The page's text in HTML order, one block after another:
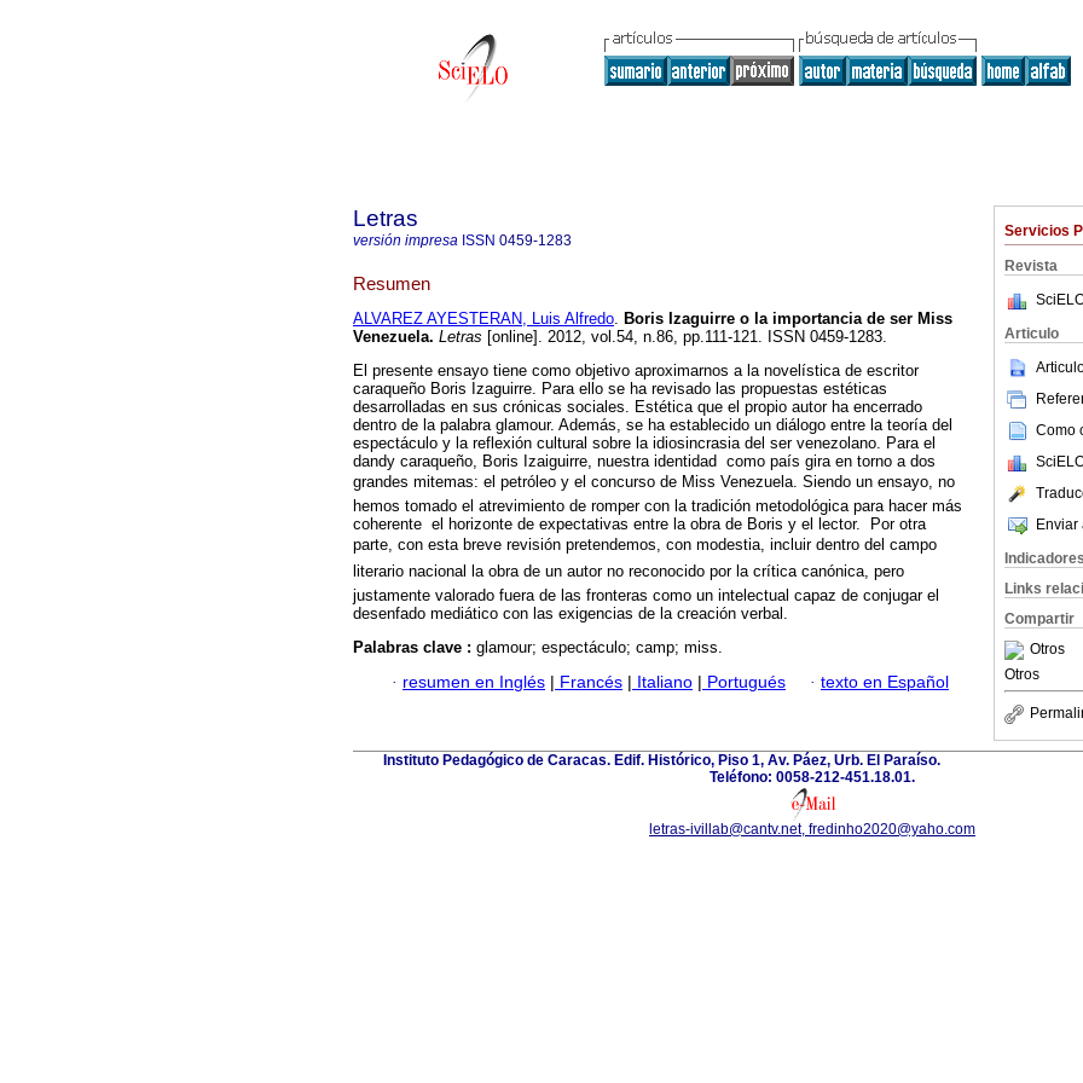
Servicios
Revista
Articulo
Como
Enviar
Indicadores
Links
Compartir
Otros
Otros
Letras
versión impresa ISSN 0459-1283
Resumen
ALVAREZ AYESTERAN, Luis Alfredo. Boris Izaguirre o la importancia de ser Miss
Venezuela. Letras [online]. 2012, vol.54, n.86, pp.111-121. ISSN 0459-1283.
El presente ensayo tiene como objetivo aproximarnos a la novelística de escritor
caraqueño Boris Izaguirre. Para ello se ha revisado las propuestas estéticas
desarrolladas en sus crónicas sociales. Estética que el propio autor ha encerrado
dentro de la palabra glamour. Además, se ha establecido un diálogo entre la teoría del
espectáculo y la reflexión cultural sobre la idiosincrasia del ser venezolano. Para el
dandy caraqueño, Boris Izaiguirre, nuestra identidad como país gira en torno a dos
grandes mitemas: el petróleo y el concurso de Miss Venezuela. Siendo un ensayo, no
hemos tomado el atrevimiento de romper con la tradición metodológica para hacer más
coherente el horizonte de expectativas entre la obra de Boris y el lector. Por otra
parte, con esta breve revisión pretendemos, con modestia, incluir dentro del campo
literario nacional la obra de un autor no reconocido por la crítica canónica, pero
justamente valorado fuera de las fronteras como un intelectual capaz de conjugar el
desenfado mediático con las exigencias de la creación verbal.
Palabras clave : glamour; espectáculo; camp; miss.
· resumen en Inglés | Francés | Italiano | Portugués · texto en Español
Instituto Pedagógico de Caracas. Edif. Histórico, Piso 1, Av. Páez, Urb. El Paraíso.
Teléfono: 0058-212-451.18.01.
letras-ivillab@cantv.net, fredinho2020@yaho.com